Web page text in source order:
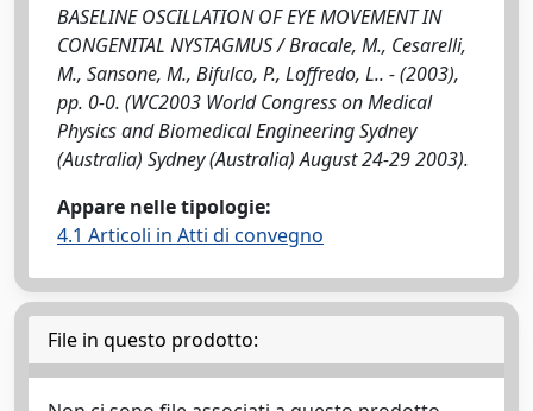
BASELINE OSCILLATION OF EYE MOVEMENT IN
CONGENITAL NYSTAGMUS / Bracale, M., Cesarelli,
M., Sansone, M., Bifulco, P., Loffredo, L.. - (2003),
pp. 0-0. (WC2003 World Congress on Medical
Physics and Biomedical Engineering Sydney
(Australia) Sydney (Australia) August 24-29 2003).
Appare nelle tipologie:
4.1 Articoli in Atti di convegno
File in questo prodotto: